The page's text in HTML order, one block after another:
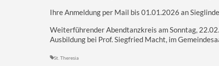
Ihre Anmeldung per Mail bis 01.01.2026 an
Weiterführender Abend­tanz­kreis am Sonntag,
Ausbildung bei Prof. Siegfried Macht, im
St. Theresia